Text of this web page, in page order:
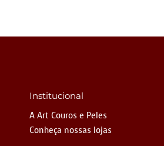
Institucional
A Art Couros e Peles
Conheça nossas lojas